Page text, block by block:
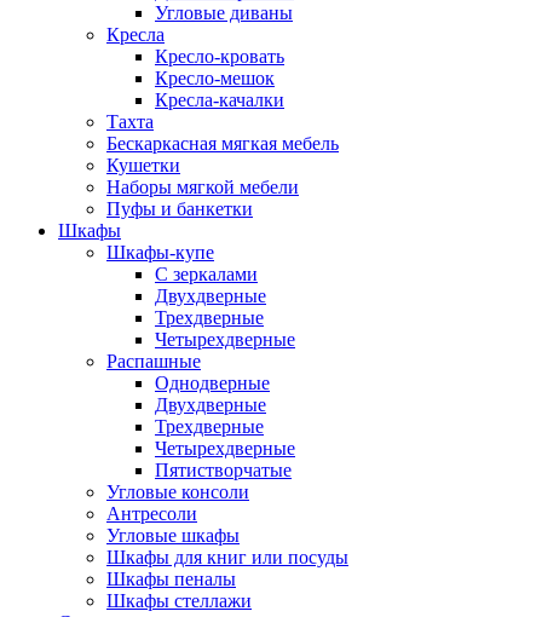
Угловые диваны
Кресла
Кресло-кровать
Кресло-мешок
Кресла-качалки
Тахта
Бескаркасная мягкая мебель
Кушетки
Наборы мягкой мебели
Пуфы и банкетки
Шкафы
Шкафы-купе
С зеркалами
Двухдверные
Трехдверные
Четырехдверные
Распашные
Однодверные
Двухдверные
Трехдверные
Четырехдверные
Пятистворчатые
Угловые консоли
Антресоли
Угловые шкафы
Шкафы для книг или посуды
Шкафы пеналы
Шкафы стеллажи